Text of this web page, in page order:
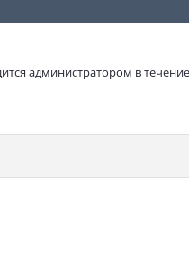
администратором в